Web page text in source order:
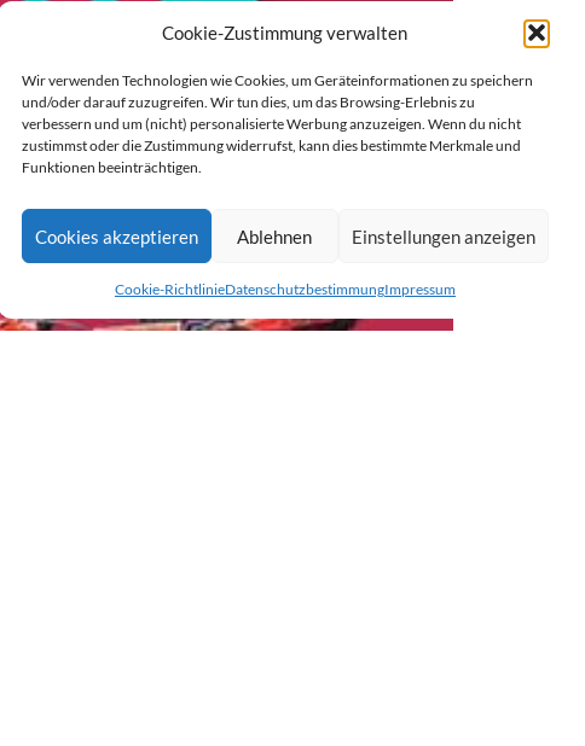
Cookie-Zustimmung verwalten
Wir verwenden Technologien wie Cookies, um Geräteinformationen zu speichern
und/oder darauf zuzugreifen. Wir tun dies, um das Browsing-Erlebnis zu
verbessern und um (nicht) personalisierte Werbung anzuzeigen. Wenn du nicht
zustimmst oder die Zustimmung widerrufst, kann dies bestimmte Merkmale und
Funktionen beeinträchtigen.
Cookies akzeptieren Ablehnen Einstellungen anzeigen
Cookie-RichtlinieDatenschutzbestimmungImpressum